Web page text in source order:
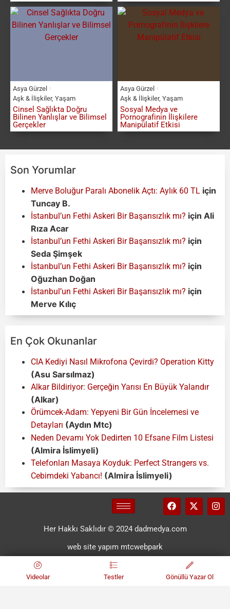
Asya Gürzel
Aşk & İlişkiler, Yaşam
Cinsel Sağlıkta Doğru
Bilinen Yanlışlar ve Bilimsel
Gerçekler
Asya Gürzel
Aşk & İlişkiler, Yaşam
Sosyal Medya ve
Pornografinin İlişkilere
Manipülatif Etkisi
Son Yorumlar
Merve Boluğur Paralı Abonelik Açtı: Aylık 60 TL için
Tuncay B.
İstanbul’un Fethi Askeri Bir Başarısızlık mı? için Ali
Rıza Acar
İstanbul’un Fethi Askeri Bir Başarısızlık mı? için
Seda Şimşek
İstanbul’un Fethi Askeri Bir Başarısızlık mı? için
Oğuzhan Doğan
İstanbul’un Fethi Askeri Bir Başarısızlık mı? için
Merve Kılıç
En Çok Okunanlar
CIA Kediyi Nasıl Mikrofona Çevirdi? Operation Kitty
(Asu Sarsılmaz)
Alkar Bildiriyor: Gerçeğin Yarısı En Büyük Yalandır
(Alkar)
Örümcek-Adam: Yepyeni Bir Gün İncelemesi ve
Detayları (Aydın Mtc)
Neden Devamı Yok Dedirten 10 Efsane Film Listesi
(Almira İslimyeli)
Telefonları Masaya Koyduk: Perfect Strangers vs.
Cebimdeki Yabancı! (Almira İslimyeli)
Her Hakkı Saklıdır © 2024 dadmedya.com
web site yapım mtcwebpark
Videolar Testler Gönüllü Yazar Ol